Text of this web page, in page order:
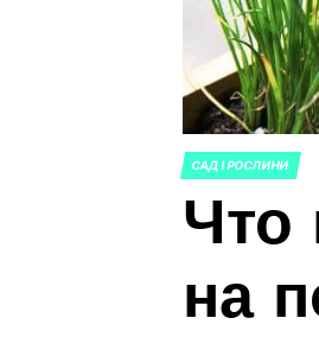
ОПУБЛИКОВАНО
САД І РОСЛИНИ
Что
на